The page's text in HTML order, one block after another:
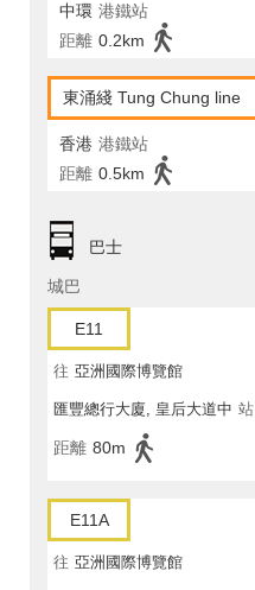
中環 港鐵站
距離 0.2km
東涌綫 Tung Chung line
香港 港鐵站
距離 0.5km
巴士
城巴
E11
往 亞洲國際博覽館
匯豐總行大廈, 皇后大道中 站
距離 80m
E11A
往 亞洲國際博覽館